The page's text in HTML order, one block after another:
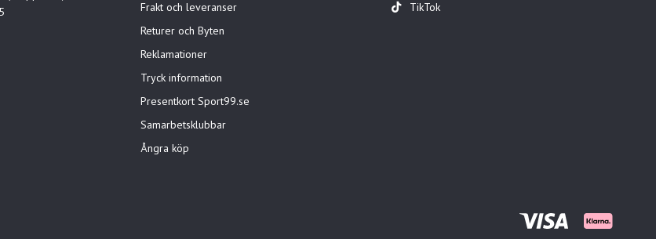
Frakt och leveranser
Returer och Byten
Reklamationer
Tryck information
Presentkort Sport99.se
Samarbetsklubbar
Ångra köp
TikTok